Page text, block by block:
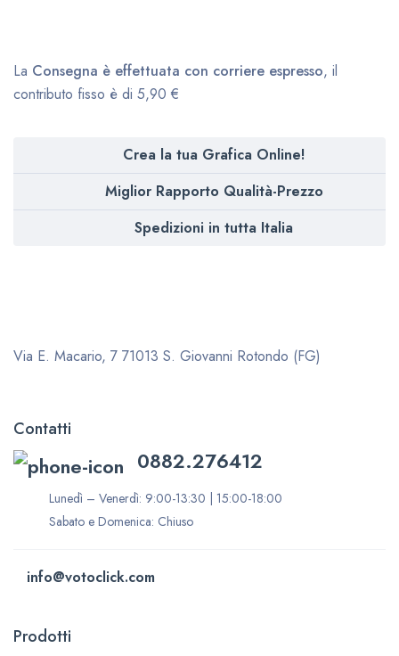
La Consegna è effettuata con corriere espresso, il
contributo fisso è di 5,90 €
Crea la tua Grafica Online!
Miglior Rapporto Qualità-Prezzo
Spedizioni in tutta Italia
Via E. Macario, 7 71013 S. Giovanni Rotondo (FG)
Contatti
0882.276412
Lunedì – Venerdì: 9:00-13:30 | 15:00-18:00
Sabato e Domenica: Chiuso
info@votoclick.com
Prodotti